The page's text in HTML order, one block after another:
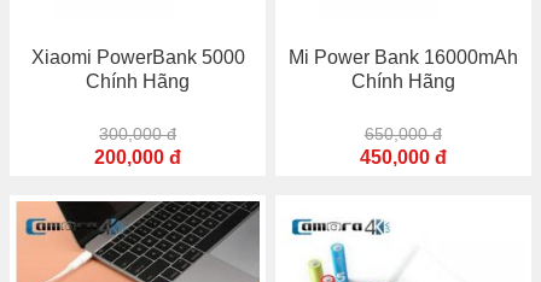
Xiaomi PowerBank 5000
Chính Hãng
300,000 đ
200,000 đ
Mi Power Bank 16000mAh
Chính Hãng
650,000 đ
450,000 đ